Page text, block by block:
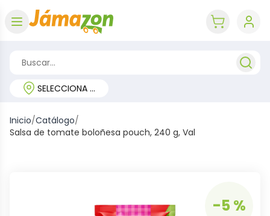
SELECCIONA TU REGIÓN
Inicio/Catálogo/
Salsa de tomate boloñesa pouch, 240 g, Val
-5 %